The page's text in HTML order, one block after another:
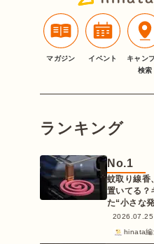
マガジン イベント
キャン
検索
ランキング
No.1
蚊取り線香
置いてる？
た“小さな
2026.07.25
hinata編